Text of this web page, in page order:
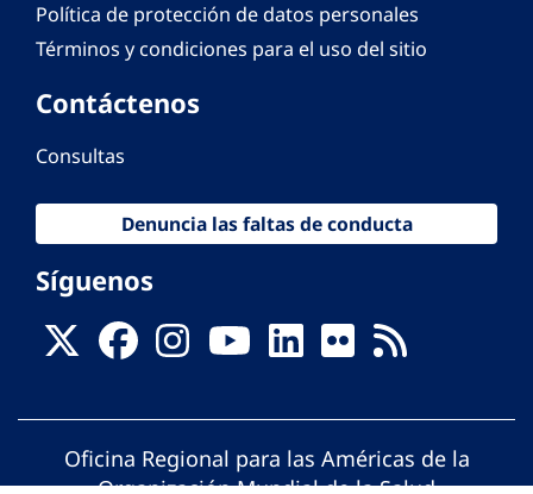
Política de protección de datos personales
Términos y condiciones para el uso del sitio
Contáctenos
Consultas
Denuncia las faltas de conducta
Síguenos
Oficina Regional para las Américas de la